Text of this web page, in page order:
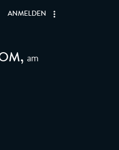
ANMELDEN
, am